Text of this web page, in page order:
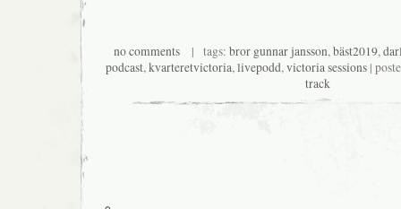
no comments | tags: bror gunnar jansson,bäst2019,
podcast,kvarteretvictoria,livepodd,victoria sessions|
track